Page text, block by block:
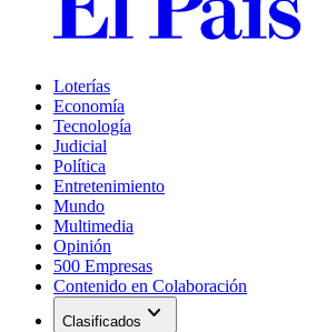
Loterías
Economía
Tecnología
Judicial
Política
Entretenimiento
Mundo
Multimedia
Opinión
500 Empresas
Contenido en Colaboración
Clasificados expand_more